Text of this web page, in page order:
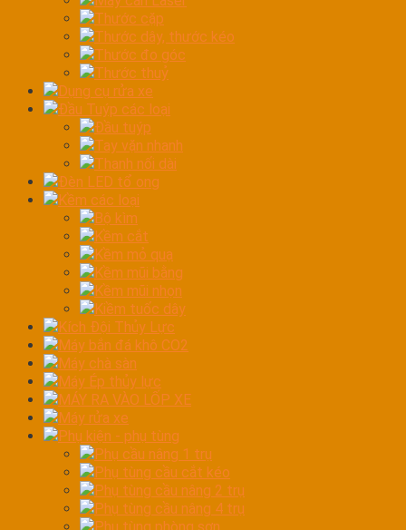
Thước cặp
Thước dây, thước kéo
Thước đo góc
Thước thuỷ
Dụng cụ rửa xe
Đầu Tuýp các loại
Đầu tuýp
Tay vặn nhanh
Thanh nối dài
Đèn LED tổ ong
Kềm các loại
Bộ kìm
Kềm cắt
Kềm mỏ quạ
Kềm mũi bằng
Kềm mũi nhọn
Kiềm tuốc dây
Kích Đội Thủy Lực
Máy bắn đá khô CO2
Máy chà sàn
Máy Ép thủy lực
MÁY RA VÀO LỐP XE
Máy rửa xe
Phụ kiện - phụ tùng
Phụ cầu nâng 1 trụ
Phụ tùng cầu cắt kéo
Phụ tùng cầu nâng 2 trụ
Phụ tùng cầu nâng 4 trụ